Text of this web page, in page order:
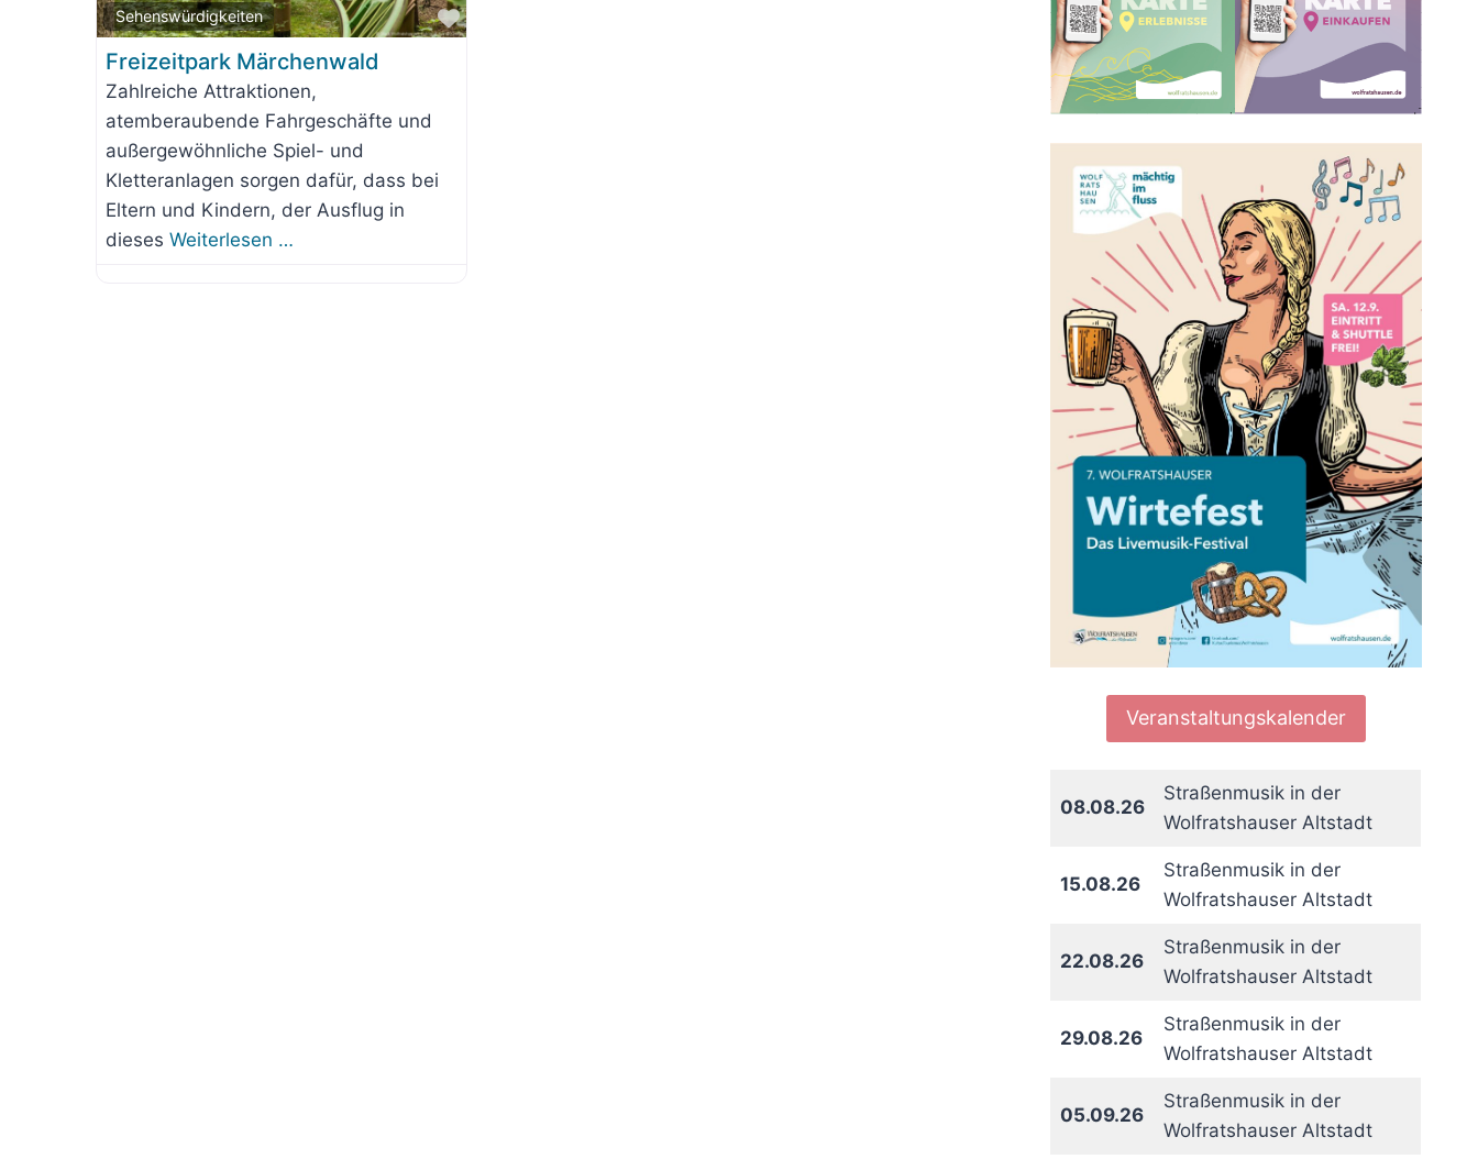
Sehenswürdigkeiten
Favorit
Freizeitpark Märchenwald
Zahlreiche Attraktionen,
atemberaubende Fahrgeschäfte und
außergewöhnliche Spiel- und
Kletteranlagen sorgen dafür, dass bei
Eltern und Kindern, der Ausflug in
dieses Weiterlesen …
Veranstaltungskalender
08.08.26
Straßenmusik in der
Wolfratshauser Altstadt
15.08.26
Straßenmusik in der
Wolfratshauser Altstadt
22.08.26
Straßenmusik in der
Wolfratshauser Altstadt
29.08.26
Straßenmusik in der
Wolfratshauser Altstadt
05.09.26
Straßenmusik in der
Wolfratshauser Altstadt